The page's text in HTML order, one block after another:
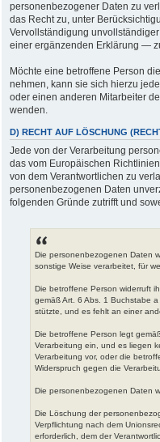
personenbezogener Daten zu
das Recht zu, unter
Vervollständigung
einer ergänzenden Erklärung —
Möchte eine betroffene Person
nehmen, kann sie sich hierzu
oder einen anderen Mitarbeiter
wenden.
D) RECHT AUF LÖSCHUNG
Jede von der Verarbeitung
das vom Europäischen
von dem Verantwortlichen zu
personenbezogenen Daten
folgenden Gründe zutrifft und
Die personenbezogenen Daten
sonstige Weise verarbeitet, für
Die betroffene Person widerruft
gemäß Art. 6 Abs. 1 Buchstabe
stützte, und es fehlt an einer
Die betroffene Person legt
Verarbeitung ein, und es liegen
Verarbeitung vor, oder die
Widerspruch gegen die
Die personenbezogenen Daten
Die Löschung der
Verpflichtung nach dem
erforderlich, dem der